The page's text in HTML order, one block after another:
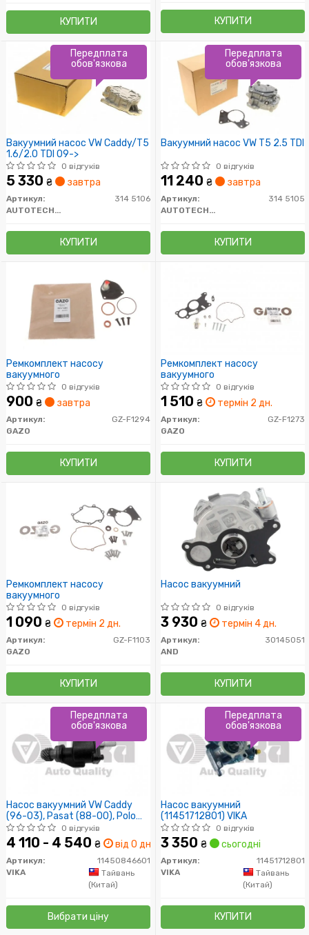
КУПИТИ КУПИТИ
Вакуумний насос VW Caddy/T5
1.6/2.0 TDI 09->
0 відгуків
5 330 ₴ завтра
Артикул:
314 5106
AUTOTECHTEILE
КУПИТИ
Передплата
обов'язкова
Вакуумний насос VW T5 2.5 TDI
0 відгуків
11 240 ₴ завтра
Артикул:
314 5105
AUTOTECHTEILE
КУПИТИ
Передплата
обов'язкова
Ремкомплект насосу
вакуумного
0 відгуків
900 ₴ завтра
Артикул:
GZ-F1294
GAZO
КУПИТИ
Ремкомплект насосу
вакуумного
0 відгуків
1 510 ₴ термін 2 дн.
Артикул:
GZ-F1273
GAZO
КУПИТИ
Ремкомплект насосу
вакуумного
0 відгуків
1 090 ₴ термін 2 дн.
Артикул:
GZ-F1103
GAZO
КУПИТИ
Насос вакуумний
0 відгуків
3 930 ₴ термін 4 дн.
Артикул:
30145051
AND
КУПИТИ
Насос вакуумний VW Caddy
(96-03), Pasat (88-00), Polo
(95-02), Sharan (96-00), T4
(91-04) / Audi A4 (95-01), A6
(95-01)) (11450846601) VIKA
0 відгуків
4 110 - 4 540 ₴ від 0 дн.
Артикул:
11450846601
VIKA
Тайвань
(Китай)
Вибрати ціну
Передплата
обов'язкова
Насос вакуумний
(11451712801) VIKA
0 відгуків
3 350 ₴ сьогодні
Артикул:
11451712801
VIKA
Тайвань
(Китай)
КУПИТИ
Передплата
обов'язкова